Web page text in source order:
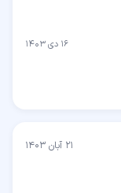
۱۶ دی ۱۴۰۳
۲۱ آبان ۱۴۰۳